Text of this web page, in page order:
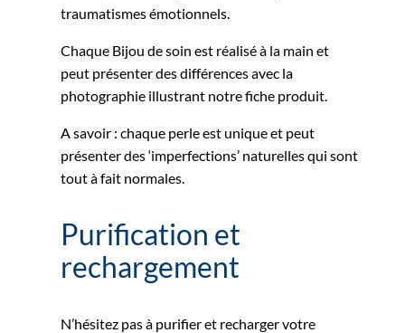
traumatismes émotionnels.
Chaque Bijou de soin est réalisé à la main et
peut présenter des différences avec la
photographie illustrant notre fiche produit.
A savoir : chaque perle est unique et peut
présenter des ‘imperfections’ naturelles qui sont
tout à fait normales.
Purification et
rechargement
N’hésitez pas à purifier et recharger votre